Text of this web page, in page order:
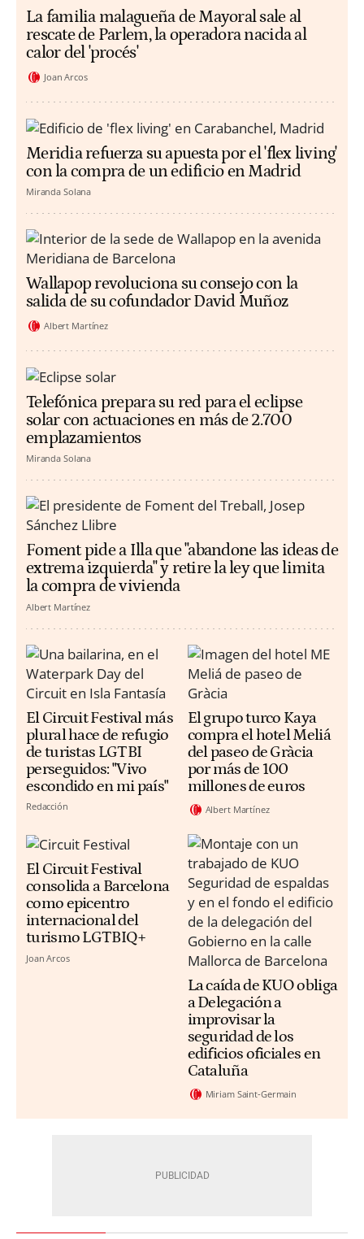
La familia malagueña de Mayoral sale al
rescate de Parlem, la operadora nacida al
calor del 'procés'
Joan Arcos
Meridia refuerza su apuesta por el 'flex living'
con la compra de un edificio en Madrid
Miranda Solana
Wallapop revoluciona su consejo con la
salida de su cofundador David Muñoz
Albert Martínez
Telefónica prepara su red para el eclipse
solar con actuaciones en más de 2.700
emplazamientos
Miranda Solana
Foment pide a Illa que "abandone las ideas de
extrema izquierda" y retire la ley que limita
la compra de vivienda
Albert Martínez
El Circuit Festival más
plural hace de refugio
de turistas LGTBI
perseguidos: "Vivo
escondido en mi país"
Redacción
El grupo turco Kaya
compra el hotel Meliá
del paseo de Gràcia
por más de 100
millones de euros
Albert Martínez
El Circuit Festival
consolida a Barcelona
como epicentro
internacional del
turismo LGTBIQ+
Joan Arcos
La caída de KUO obliga
a Delegación a
improvisar la
seguridad de los
edificios oficiales en
Cataluña
Miriam Saint-Germain